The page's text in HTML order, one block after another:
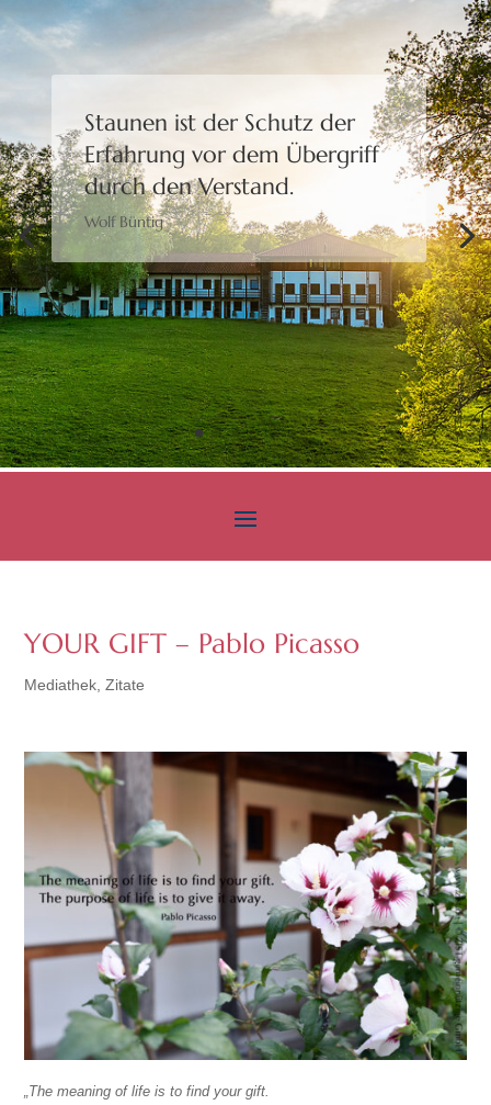
Staunen ist der Schutz der
Erfahrung vor dem Übergriff
durch den Verstand.
Wolf Büntig
Bewusstheit gibt uns die
Freiheit,eine Wahl zu treffen.
Moshé Feldenkrais
YOUR GIFT – Pablo Picasso
Mediathek ,Zitate
„The meaning of life is to find your gift.